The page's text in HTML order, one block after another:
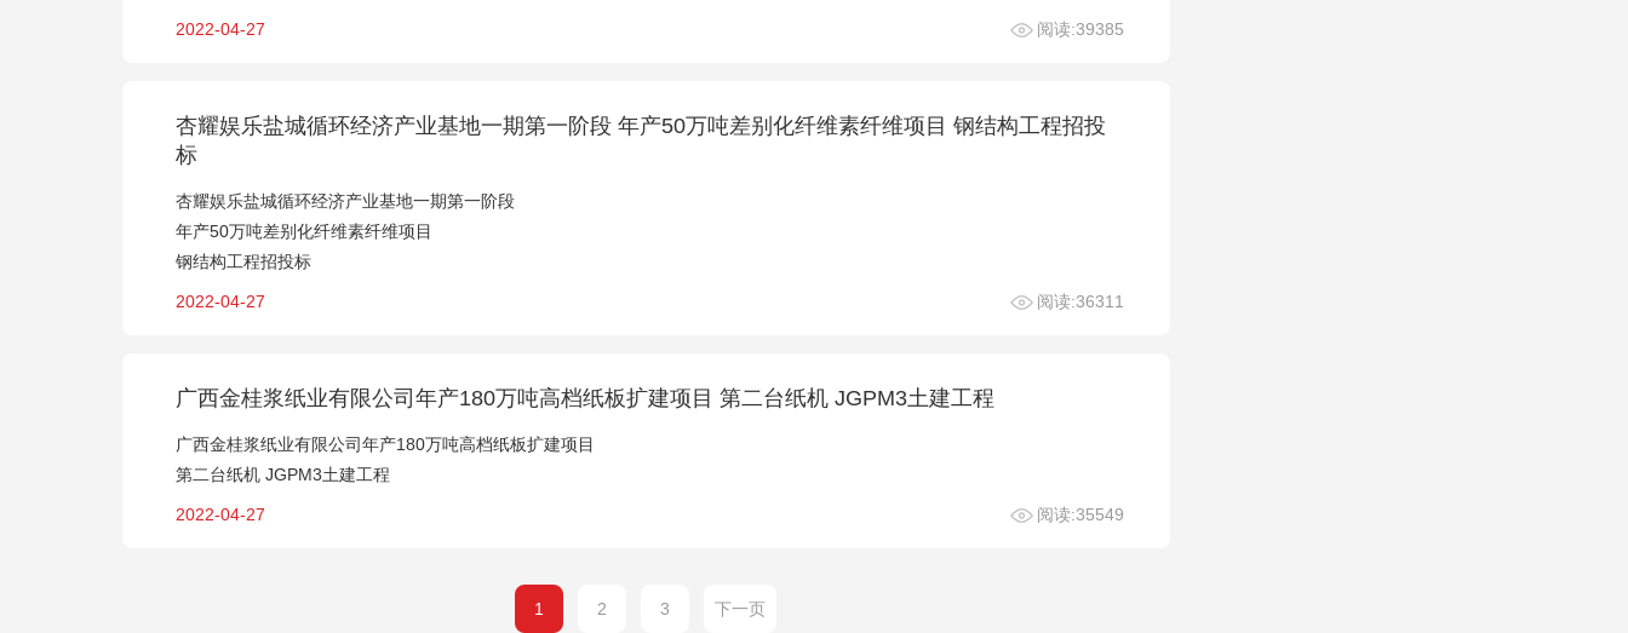
2022-04-27 阅读:39385
杏耀娱乐盐城循环经济产业基地一期第一阶段 年产50万吨差别化纤维素纤维项目 钢结构工程招投
标
杏耀娱乐盐城循环经济产业基地一期第一阶段
年产50万吨差别化纤维素纤维项目
钢结构工程招投标
2022-04-27 阅读:36311
广西金桂浆纸业有限公司年产180万吨高档纸板扩建项目 第二台纸机 JGPM3土建工程
广西金桂浆纸业有限公司年产180万吨高档纸板扩建项目
第二台纸机 JGPM3土建工程
2022-04-27 阅读:35549
1 2 3 下一页